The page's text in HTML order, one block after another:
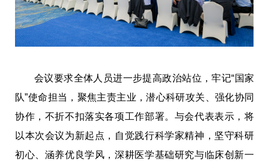
会议要求全体人员进一步提高政治站位，牢记“国家
队”使命担当，聚焦主责主业，潜心科研攻关、强化协同
协作，不折不扣落实各项工作部署。与会代表表示，将
以本次会议为新起点，自觉践行科学家精神，坚守科研
初心、涵养优良学风，深耕医学基础研究与临床创新一